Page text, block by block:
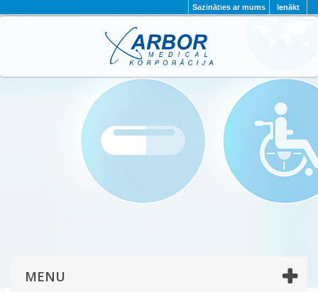
Ienākt
Sazināties ar mums
PAR MUMS PROJEKTI
KONTAKTI
PRIVĀTUMA POLITIKA
MENU